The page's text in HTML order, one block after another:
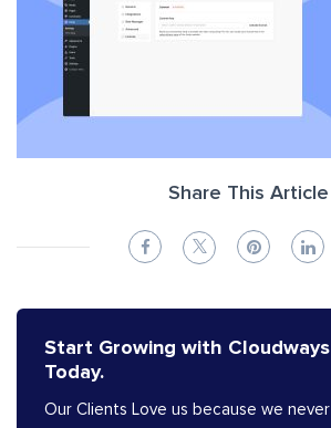
Share This Article
Start Growing with Cloudways
Today.
Our Clients Love us because we never